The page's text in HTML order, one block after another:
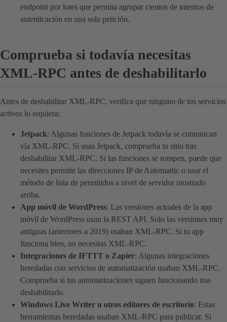
endpoint por lotes que permita agrupar cientos de intentos de
autenticación en una sola petición.
Comprueba si todavía necesitas
XML-RPC antes de deshabilitarlo
Antes de deshabilitar XML-RPC, verifica que ninguno de tus servicios
activos lo requiera:
Jetpack: Algunas funciones de Jetpack todavía se comunican
vía XML-RPC. Si usas Jetpack, comprueba tu sitio tras
deshabilitar XML-RPC. Si las funciones se rompen, puede que
necesites permitir las direcciones IP de Automattic o usar el
método de lista de permitidos a nivel de servidor mostrado
arriba.
App móvil de WordPress: Las versiones actuales de la app
móvil de WordPress usan la REST API. Solo las versiones muy
antiguas (anteriores a 2019) usaban XML-RPC. Si tu app
funciona bien, no necesitas XML-RPC.
Integraciones de IFTTT o Zapier: Algunas integraciones
heredadas con servicios de automatización usaban XML-RPC.
Comprueba si tus automatizaciones siguen funcionando tras
deshabilitarlo.
Windows Live Writer u otros editores de escritorio: Estas
herramientas heredadas usaban XML-RPC para publicar. Si